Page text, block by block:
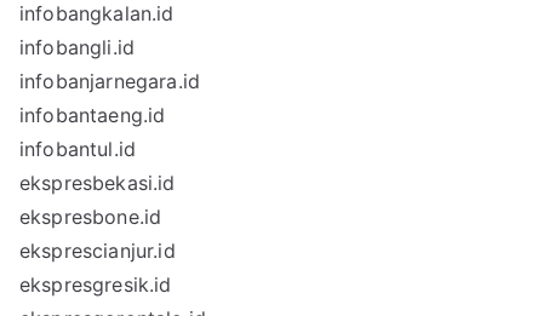
infobangkalan.id
infobangli.id
infobanjarnegara.id
infobantaeng.id
infobantul.id
ekspresbekasi.id
ekspresbone.id
eksprescianjur.id
ekspresgresik.id